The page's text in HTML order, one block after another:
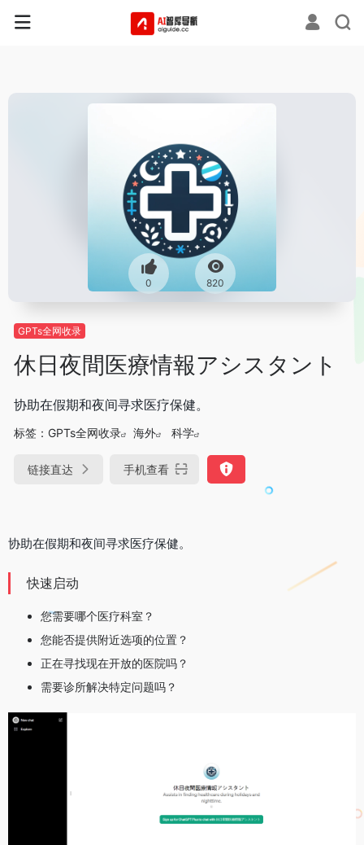
0 820
GPTs全网收录
休日夜間医療情報アシスタント
协助在假期和夜间寻求医疗保健。
标签： GPTs全网收录 海外 科学
链接直达 手机查看
协助在假期和夜间寻求医疗保健。
快速启动
您需要哪个医疗科室？
您能否提供附近选项的位置？
正在寻找现在开放的医院吗？
需要诊所解决特定问题吗？